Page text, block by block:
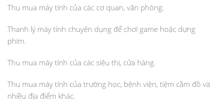
Thu mua máy tính của các cơ quan, văn phòng.
Thanh lý máy tính chuyên dụng để chơi game hoặc dựng
phim.
Thu mua máy tính của các siêu thị, cửa hàng.
Thu mua máy tính của trường học, bệnh viện, tiệm cầm đồ và
nhiều địa điểm khác.